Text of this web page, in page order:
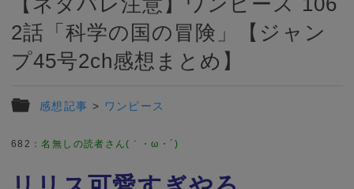
2話「科学の国の冒険」【ジャン
プ45号2ch感想まとめ】
感想記事 > ワンピース
682 ：名無しの読者さん(｀・ω・´)